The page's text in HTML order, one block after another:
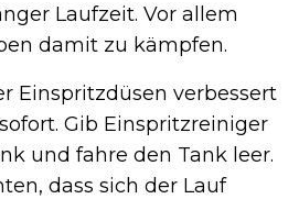
Laufzeit. Vor allem
damit zu kämpfen.
Einspritzdüsen verbessert
Gib Einspritzreiniger
und fahre den Tank leer.
dass sich der Lauf